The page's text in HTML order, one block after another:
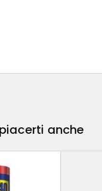
anche